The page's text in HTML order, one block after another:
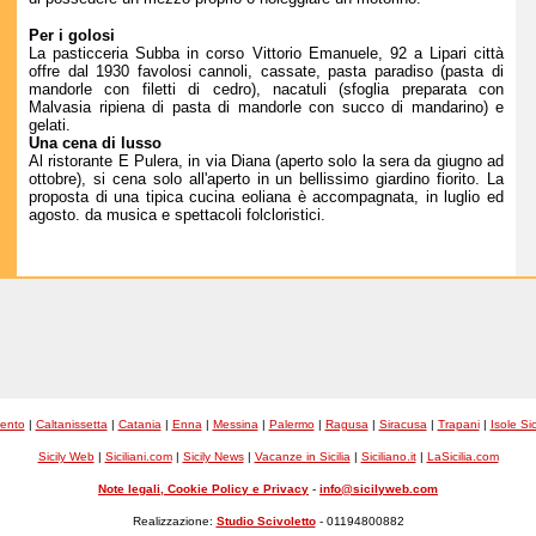
Per i golosi
La pasticceria Subba in corso Vittorio Emanuele, 92 a Lipari città
offre dal 1930 favolosi cannoli, cassate, pasta paradiso (pasta di
mandorle con filetti di cedro), nacatuli (sfoglia preparata con
Malvasia ripiena di pasta di mandorle con succo di mandarino) e
gelati.
Una cena di lusso
Al ristorante E Pulera, in via Diana (aperto solo la sera da giugno ad
ottobre), si cena solo all'aperto in un bellissimo giardino fiorito. La
proposta di una tipica cucina eoliana è accompagnata, in luglio ed
agosto. da musica e spettacoli folcloristici.
| Caltanissetta | Catania | Enna | Messina | Palermo| Ragusa | Siracusa | Trapani| Isole
Sicily Web| Siciliani.com| Sicily News| Vacanze in Sicilia | Siciliano.it| LaSicilia.com
Note legali, Cookie Policy e Privacy - info@sicilyweb.com
Realizzazione: Studio Scivoletto- 01194800882